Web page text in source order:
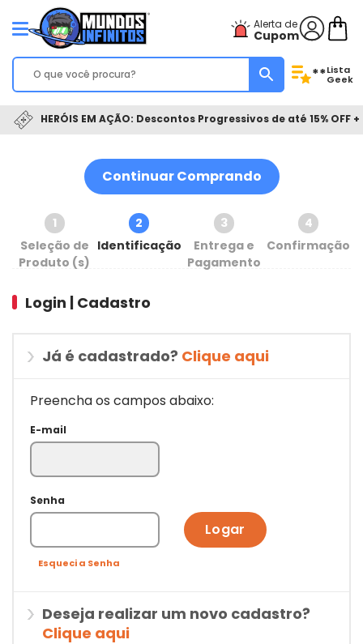
Alerta de
Cupom
**Lista
Geek
HERÓIS EM AÇÃO: Descontos Progressivos de até 15% OFF
Continuar Comprando
1
Seleção de
Produto (s)
2
Identificação
3
Entrega e
Pagamento
4
Confirmação
Login | Cadastro
Já é cadastrado? Clique aqui
Preencha os campos abaixo:
E-mail
Senha
Logar
Esqueci a Senha
Deseja realizar um novo cadastro?
Clique aqui